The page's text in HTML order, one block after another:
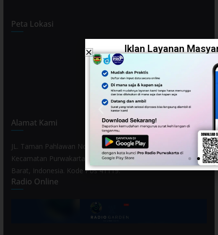
Peta Lokasi
Alamat Kami
JL. Taman Pahlawan No. 80, Kelurahan Purwamekar,
Kecamatan Purwakarta, Kabupaten Purwakarta, Provinsi Jawa
Barat, Indonesia. Kode Pos 41119.
Radio Online
Iklan Layanan